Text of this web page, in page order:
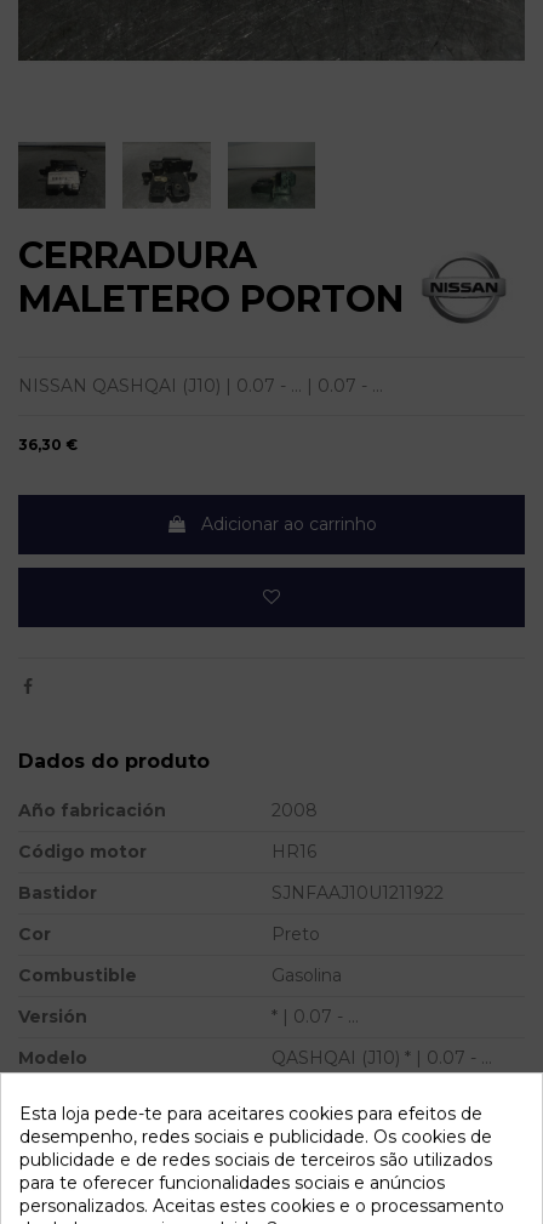
CERRADURA
MALETERO PORTON
NISSAN QASHQAI (J10) | 0.07 - ... | 0.07 - ...
36,30 €
Adicionar ao carrinho
Dados do produto
Año fabricación
2008
Código motor
HR16
Bastidor
SJNFAAJ10U1211922
Cor
Preto
Combustible
Gasolina
Versión
* | 0.07 - ...
Modelo
QASHQAI (J10) * | 0.07 - ...
Referência 810654
Disponível a partir de: 2022-04-11
Esta loja pede-te para aceitares cookies para efeitos de
desempenho, redes sociais e publicidade. Os cookies de
publicidade e de redes sociais de terceiros são utilizados
para te oferecer funcionalidades sociais e anúncios
personalizados. Aceitas estes cookies e o processamento